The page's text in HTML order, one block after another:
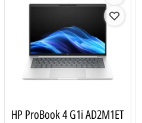
HP ProBook 4 G1i AD2M1ET